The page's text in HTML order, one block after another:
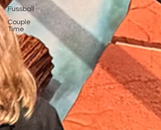
Fussball
Couple
Time